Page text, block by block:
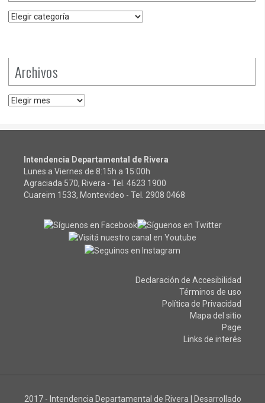
Categorías
Archivos
Archivos
Intendencia Departamental de Rivera
Lunes a Viernes de 8:15h a 15:00h
Agraciada 570, Rivera - Tel. 4623 1900
Cuareim 1533, Montevideo - Tel. 2908 0468
Declaración de Accesibilidad
Términos de uso
Política de Privacidad
Mapa del sitio
Page
Links de interés
2017 - Intendencia Departamental de Rivera Desarrollado